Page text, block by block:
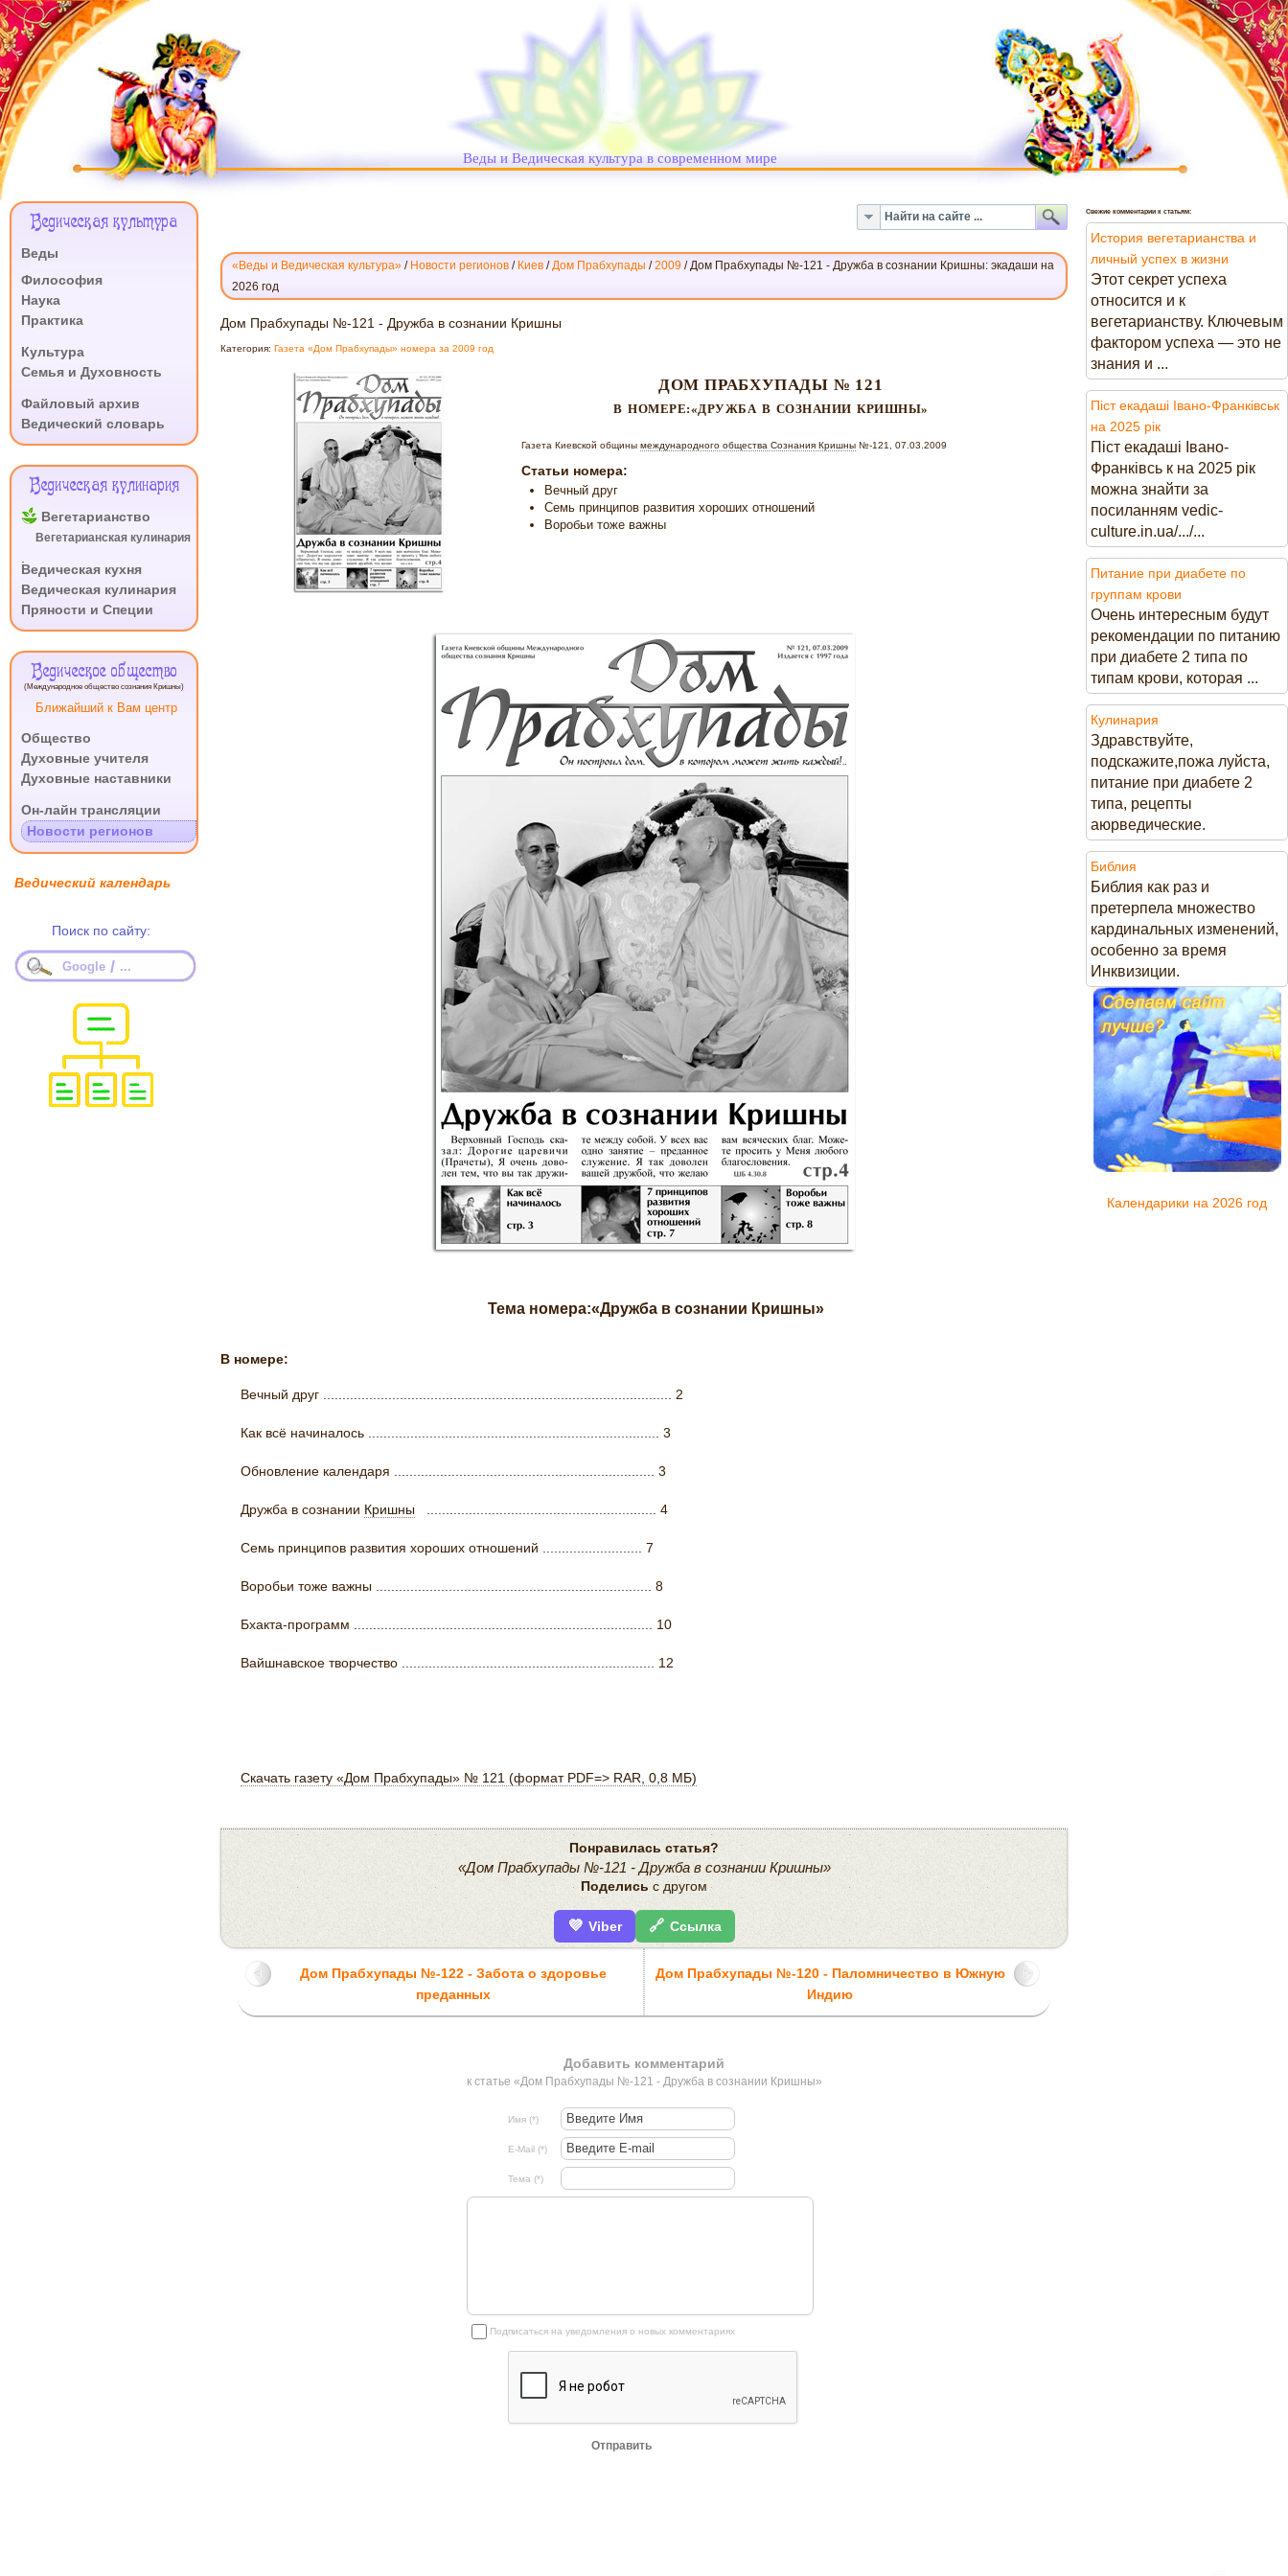
Веды и Ведическая культура в современном мире
«Веды и Ведическая культура» / Новости регионов / Киев /Дом Прабхупады /2009 /Дом Прабхупады №-121 - Дружба в сознании Кришны: экадаши на
2026 год
ДОМ
ПРАБХУПАДЫ
Дом Прабхупады №-121 - Дружба в сознании Кришны
Категория: Газета «Дом Прабхупады» номера за 2009 год
ДОМ ПРАБХУПАДЫ № 121
В НОМЕРЕ:«ДРУЖБА В СОЗНАНИИ КРИШНЫ»
Газета Киевской общинымеждународного общества Сознания Кришны №-121, 07.03.2009
Статьи номера:
Вечный друг
Семь принципов развития хороших отношений
Воробьи тоже важны
Тема номера:«Дружба в сознании Кришны»
В номере:
Вечный друг ........................................................................................... 2
Как всё начиналось ............................................................................ 3
Обновление календаря .................................................................... 3
Дружба в сознании Кришны ............................................................ 4
Семь принципов развития хороших отношений .......................... 7
Воробьи тоже важны ........................................................................ 8
Бхакта-программ .............................................................................. 10
Вайшнавское творчество .................................................................. 12
Скачать газету «Дом Прабхупады» № 121 (формат PDF=> RAR, 0,8 МБ)
Понравилась статья?
«Дом Прабхупады №-121 - Дружба в сознании Кришны»
Поделись с другом
💜 Viber 🔗 Ссылка
Дом Прабхупады №-122 - Забота о здоровье
преданных
Дом Прабхупады №-120 - Паломничество в Южную
Индию
Добавить комментарий
к статье «Дом Прабхупады №-121 - Дружба в сознании Кришны»
Имя (*)
E-Mail (*)
Тема (*)
Подписаться на уведомления о новых комментариях
Отправить
Меню
Ведическая культура
Веды
Философия
Наука
Практика
Культура
Семья и Духовность
Файловый архив
Ведический словарь
Ведическая кулинария
Вегетарианство
Вегетарианская кулинария
Ведическая кухня
Ведическая кулинария
Пряности и Специи
Ведическое общество
(Международное общество сознания Кришны)
Ближайший к Вам центр
Общество
Духовные учителя
Духовные наставники
Он-лайн трансляции
Новости регионов
Ведический календарь
Поиск по сайту:
Google / ...
Свежие комментарии к статьям:
История вегетарианства и
личный успех в жизни
Этот секрет успеха
относится и к
вегетарианству. Ключевым
фактором успеха — это не
знания и ...
Піст екадаші Івано-Франківськ
на 2025 рік
Піст екадаші Івано-
Франківсь к на 2025 рік
можна знайти за
посиланням vedic-
culture.in.ua/.../...
Питание при диабете по
группам крови
Очень интересным будут
рекомендации по питанию
при диабете 2 типа по
типам крови, которая ...
Кулинария
Здравствуйте,
подскажите,пожа луйста,
питание при диабете 2
типа, рецепты
аюрведические.
Библия
Библия как раз и
претерпела множество
кардинальных изменений,
особенно за время
Инквизиции.
Календарики на 2026 год